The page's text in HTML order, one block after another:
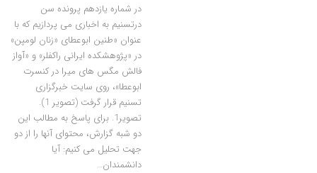
در شماره یازدهم پرونده سن
درتسنیم به اخباری می پردازیم که با
عنوان «طنین ابوعطای «زنان لومپن»
در «پژوهشکده ایرانی راکفلر» و «آواز
فالش مگس های میرا در کنسرت
ابوعطا»، روی سایت خبرگزاری
تسنیم قرار گرفت (تصویر 1).
تصویر1. برای پاسخ به مطالب این
دو شبه گزارش، محتوای آنها را از دو
جهت تحلیل می کنیم: آیا
دانشمندان…